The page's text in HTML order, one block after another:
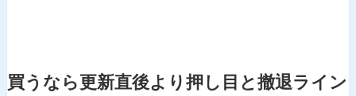
買うなら更新直後より押し目と撤退ライン